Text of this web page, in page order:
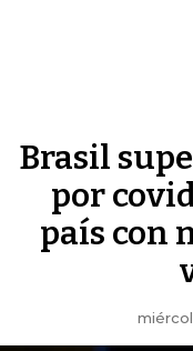
Brasil
por
país con